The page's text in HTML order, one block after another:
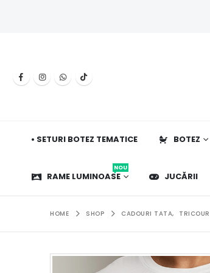
• SETURI BOTEZ TEMATICE BOTEZ
RAME LUMINOASE
NOU
JUCĂRII
HOME SHOP CADOURI TATA,